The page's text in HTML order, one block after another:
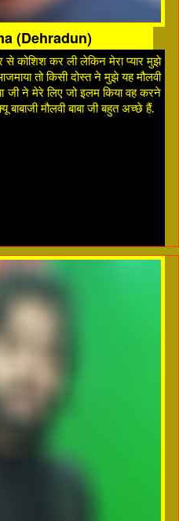
(Dehradun)
से कोशिश कर ली लेकिन मेरा प्यार मुझे
तो किसी दोस्त ने मुझे यह मौलवी
जी ने मेरे लिए जो इलम किया वह करने
मौलवी बाबा जी बहुत अच्छे हैं.